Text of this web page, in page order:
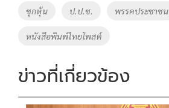
o
o
k
Li
k
Tags
ซุกหุ้น ป.ป.ช. พรรคประชาชน
หนังสือพิมพ์ไทยโพสต์
ข่าวที่เกี่ยวข้อง